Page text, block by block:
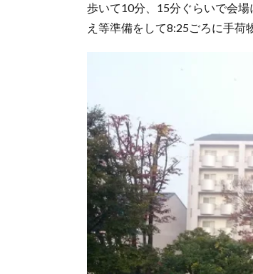
歩いて10分、15分ぐらいで会
え等準備をして8:25ごろに手荷